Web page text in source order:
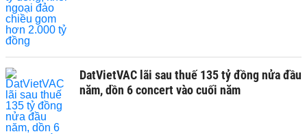
DatVietVAC lãi sau thuế 135 tỷ đồng nửa đầu
năm, dồn 6 concert vào cuối năm